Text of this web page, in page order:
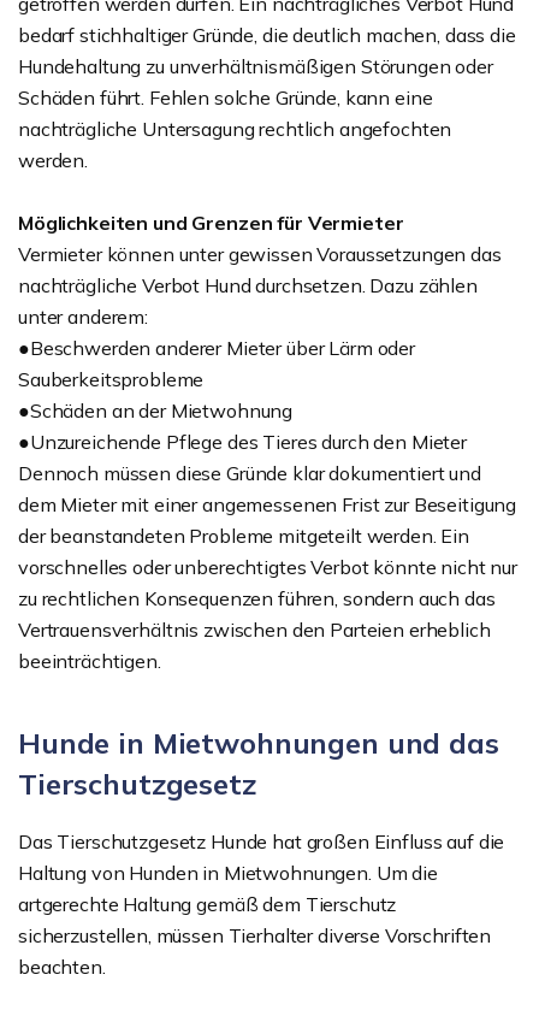
bedarf stichhaltiger Gründe, die deutlich machen, dass die
Hundehaltung zu unverhältnismäßigen Störungen oder
Schäden führt. Fehlen solche Gründe, kann eine
nachträgliche Untersagung rechtlich angefochten
werden.
Möglichkeiten und Grenzen für Vermieter
Vermieter können unter gewissen Voraussetzungen das
nachträgliche Verbot Hund durchsetzen. Dazu zählen
unter anderem:
●Beschwerden anderer Mieter über Lärm oder
Sauberkeitsprobleme
●Schäden an der Mietwohnung
●Unzureichende Pflege des Tieres durch den Mieter
Dennoch müssen diese Gründe klar dokumentiert und
dem Mieter mit einer angemessenen Frist zur Beseitigung
der beanstandeten Probleme mitgeteilt werden. Ein
vorschnelles oder unberechtigtes Verbot könnte nicht nur
zu rechtlichen Konsequenzen führen, sondern auch das
Vertrauensverhältnis zwischen den Parteien erheblich
beeinträchtigen.
Hunde in Mietwohnungen und das
Tierschutzgesetz
Das Tierschutzgesetz Hunde hat großen Einfluss auf die
Haltung von Hunden in Mietwohnungen. Um die
artgerechte Haltung gemäß dem Tierschutz
sicherzustellen, müssen Tierhalter diverse Vorschriften
beachten.